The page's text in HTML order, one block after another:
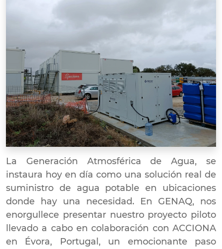
La Generación Atmosférica de Agua, se
instaura hoy en día como una solución real de
suministro de agua potable en ubicaciones
donde hay una necesidad. En GENAQ, nos
enorgullece presentar nuestro proyecto piloto
llevado a cabo en colaboración con ACCIONA
en Évora, Portugal, un emocionante paso